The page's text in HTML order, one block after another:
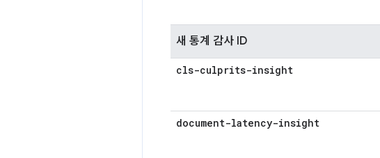
새 통계 감사 ID
cls-culprits-insight
document-latency-insight